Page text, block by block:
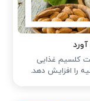
کلسیم غذایی
را افزایش دهد.